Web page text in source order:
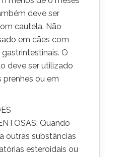
deve ser
cautela. Não
em cães com
O
deve ser utilizado
prenhes ou em
Quando
outras substâncias
esteroidais ou